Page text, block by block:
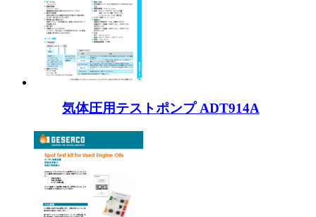
気体圧用テストポンプ ADT914A